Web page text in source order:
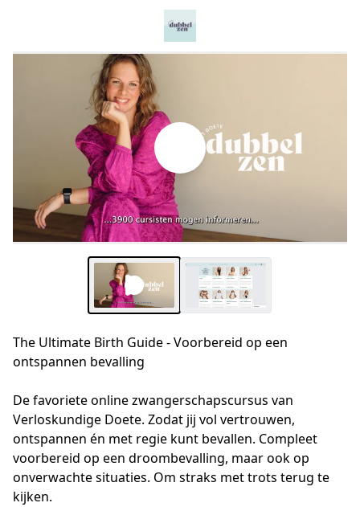
The Ultimate Birth Guide - Voorbereid op een
ontspannen bevalling
De favoriete online zwangerschapscursus van
Verloskundige Doete. Zodat jij vol vertrouwen,
ontspannen én met regie kunt bevallen. Compleet
voorbereid op een droombevalling, maar ook op
onverwachte situaties. Om straks met trots terug te
kijken.